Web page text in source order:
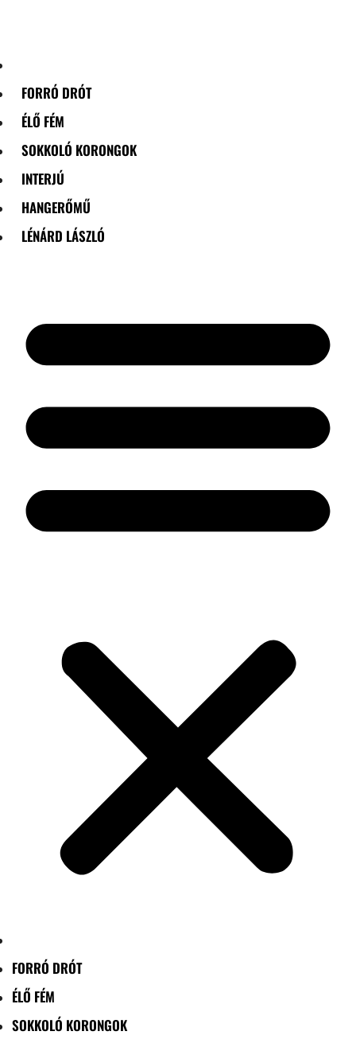
FORRÓ DRÓT
ÉLŐ FÉM
SOKKOLÓ KORONGOK
INTERJÚ
HANGERŐMŰ
LÉNÁRD LÁSZLÓ
FORRÓ DRÓT
ÉLŐ FÉM
SOKKOLÓ KORONGOK